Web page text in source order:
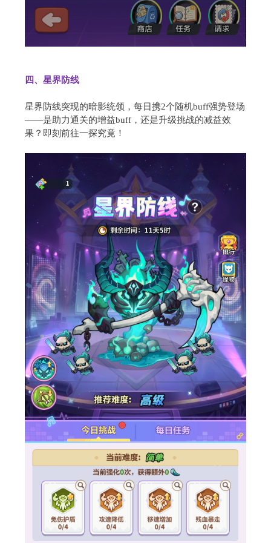
四、星界防线
星界防线突现的暗影统领，每日携2个随机buff强势登场
——是助力通关的增益buff，还是升级挑战的减益效
果？即刻前往一探究竟！